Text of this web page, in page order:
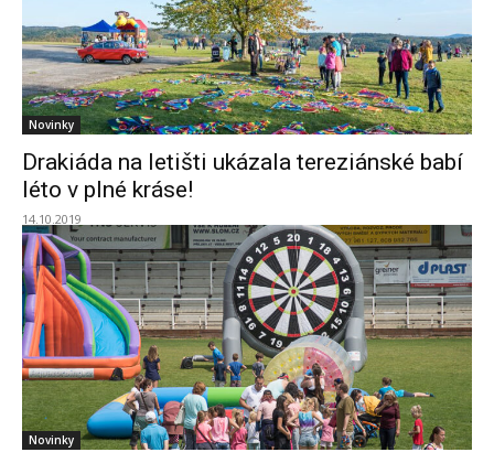
Novinky
Drakiáda na letišti ukázala tereziánské babí
léto v plné kráse!
14.10.2019
Novinky